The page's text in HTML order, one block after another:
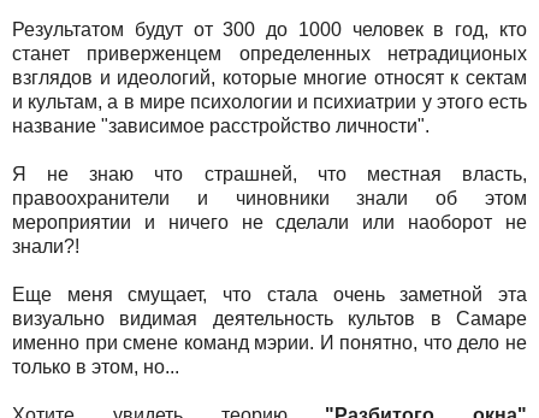
Результатом будут от 300 до 1000 человек в год, кто
станет приверженцем определенных нетрадиционых
взглядов и идеологий, которые многие относят к сектам
и культам, а в мире психологии и психиатрии у этого есть
название "зависимое расстройство личности".
Я не знаю что страшней, что местная власть,
правоохранители и чиновники знали об этом
мероприятии и ничего не сделали или наоборот не
знали?!
Еще меня смущает, что стала очень заметной эта
визуально видимая деятельность культов в Самаре
именно при смене команд мэрии. И понятно, что дело не
только в этом, но...